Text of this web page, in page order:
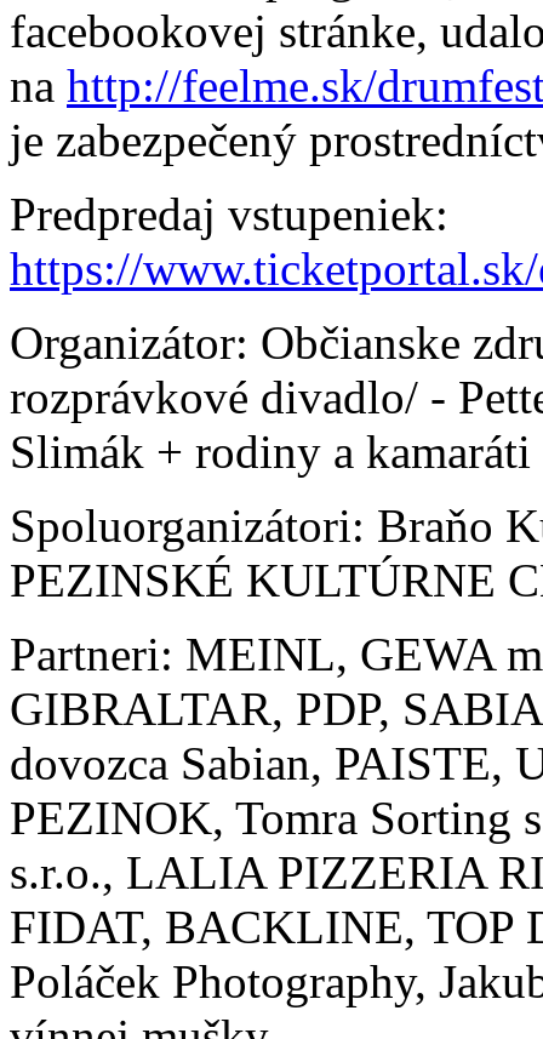
facebookovej stránke,
na http://feelme.sk/
je zabezpečený
Predpredaj vstupeniek:
https://
Organizátor: Občianske
rozprávkové divadlo/ -
Slimák + rodiny a kamaráti
Spoluorganizátori: Braňo
PEZINSKÉ KULTÚRNE
Partneri: MEINL, GEWA
GIBRALTAR, PDP,
dovozca Sabian, PAISTE,
PEZINOK, Tomra
s.r.o., LALIA PIZZERIA
FIDAT, BACKLINE, TOP
Poláček Photography,